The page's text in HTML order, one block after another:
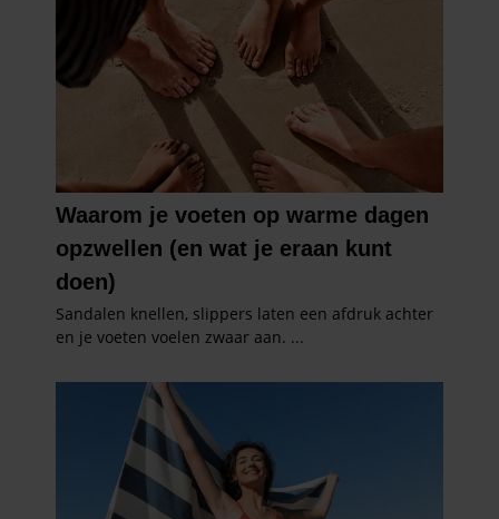
informatie over uw gebruik van onze site met onze
partners voor social media, adverteren en analyse. Deze
partners kunnen deze gegevens combineren met andere
informatie die u aan ze heeft verstrekt of die ze hebben
verzameld op basis van uw gebruik van hun services. U
gaat akkoord met onze cookies als u onze website blijft